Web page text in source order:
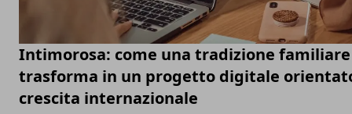
Intimorosa: come una tradizione
trasforma in un progetto digitale
crescita internazionale